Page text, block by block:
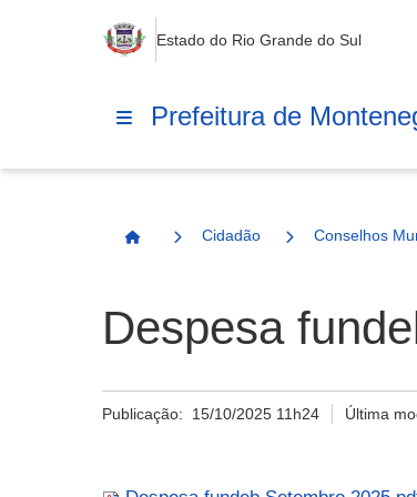
Estado do Rio Grande do Sul
Prefeitura de
Página Inicial
Cidadão Conselhos
Despesa
Publicação: 15/10/2025 11h24 Última